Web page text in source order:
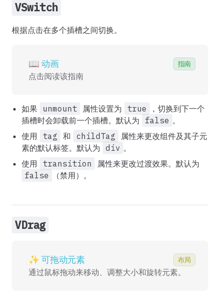
VSwitch
根据点击在多个插槽之间切换。
📖 动画 指南
点击阅读该指南
如果 unmount 属性设置为 true
，切换到下一个
插槽时会卸载前一个插槽。默认为
false 。
使用
tag 和 childTag
属性来更改组件及其子元
素的默认标签。默认为 div 。
使用
transition
属性来更改过渡效果。默认为
false
（禁用）。
VDrag
✨ 可拖动元素 布局
通过鼠标拖动来移动、调整大小和旋转元素。